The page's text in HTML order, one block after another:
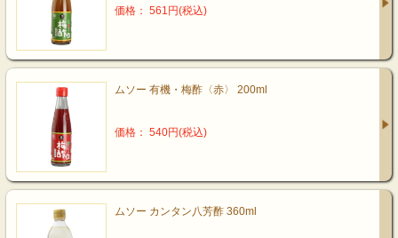
価格： 561円(税込)
ムソー 有機・梅酢〈赤〉 200ml
価格： 540円(税込)
ムソー カンタン八芳酢 360ml